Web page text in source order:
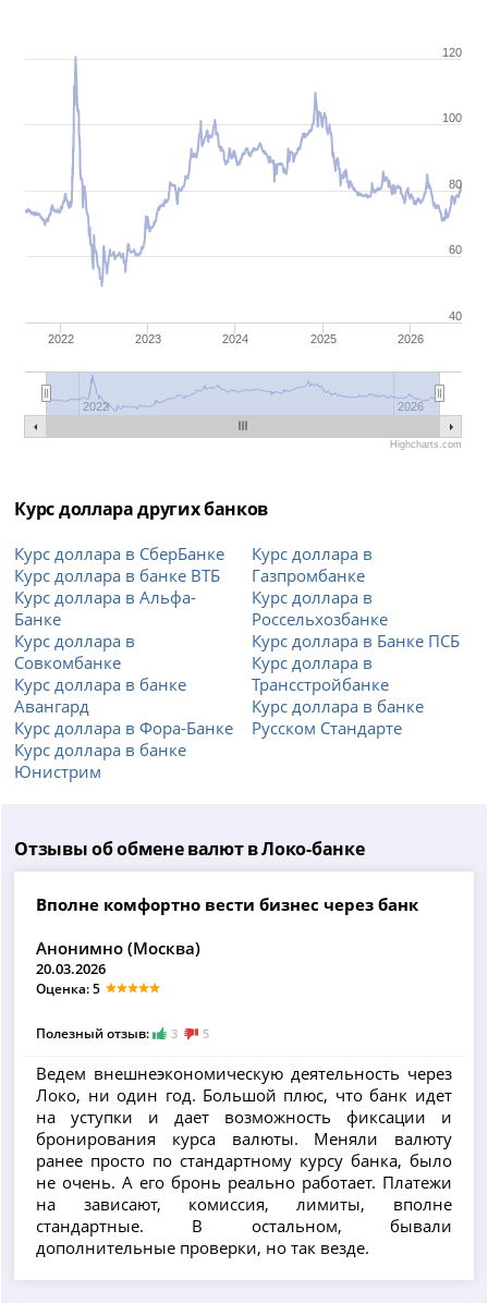
2022 2023 2024 2025 2026
2022 2026
40
60
80
100
120
Highcharts.com
Курс доллара других банков
Курс доллара в СберБанке
Курс доллара в банке ВТБ
Курс доллара в Альфа-
Банке
Курс доллара в
Совкомбанке
Курс доллара в банке
Авангард
Курс доллара в Фора-Банке
Курс доллара в банке
Юнистрим
Курс доллара в
Газпромбанке
Курс доллара в
Россельхозбанке
Курс доллара в Банке ПСБ
Курс доллара в
Трансстройбанке
Курс доллара в банке
Русском Стандарте
Отзывы об обмене валют в Локо-банке
Вполне комфортно вести бизнес через банк
Анонимно (Москва)
20.03.2026
Оценка: 5
Полезный отзыв: 3 5
Ведем внешнеэкономическую деятельность через
Локо, ни один год. Большой плюс, что банк идет
на уступки и дает возможность фиксации и
бронирования курса валюты. Меняли валюту
ранее просто по стандартному курсу банка, было
не очень. А его бронь реально работает. Платежи
на зависают, комиссия, лимиты, вполне
стандартные. В остальном, бывали
дополнительные проверки, но так везде.